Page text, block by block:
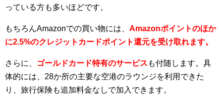
っている方も多いほどです。
もちろんAmazonでの買い物には、 Amazonポイントのほか
に2.5%のクレジットカードポイント還元を受け取れます。
さらに、 ゴールドカード特有のサービス も付随します。具
体的には、 28か所の主要な空港のラウンジを利用できた
り、旅行保険も追加料金なしで加入できます。